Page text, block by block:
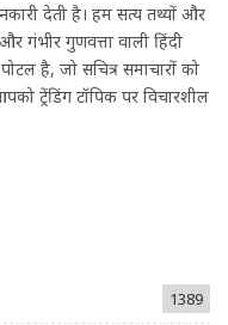
देती है। हम सत्य तथ्यों और
गंभीर गुणवत्ता वाली हिंदी
है, जो सचित्र समाचारों को
ट्रेंडिंग टॉपिक पर विचारशील
1389